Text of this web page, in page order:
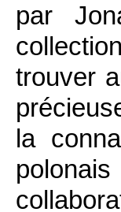
par
trouver
la